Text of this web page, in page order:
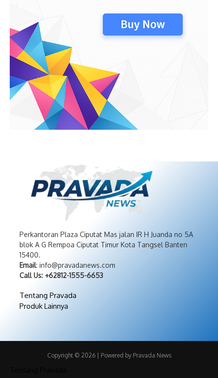
Perkantoran Plaza Ciputat Mas jalan IR H Juanda no 5A
blok A G Rempoa Ciputat Timur Kota Tangsel Banten
15400.
Email: info@pravadanews.com
Call Us: +62812-1555-6653
Tentang Pravada
Produk Lainnya
Copyright © 2026 | Powered by Pravada News